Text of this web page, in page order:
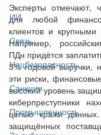
ИИ
Связь
Нацбезопасность
Санкции
Промышленность
Эксперты отмечают,
для любой
клиентов и крупными
Например,
ПДн придётся
3% годовой
эти риски,
высокий уровень
киберпреступники
целью кражи
защищённых